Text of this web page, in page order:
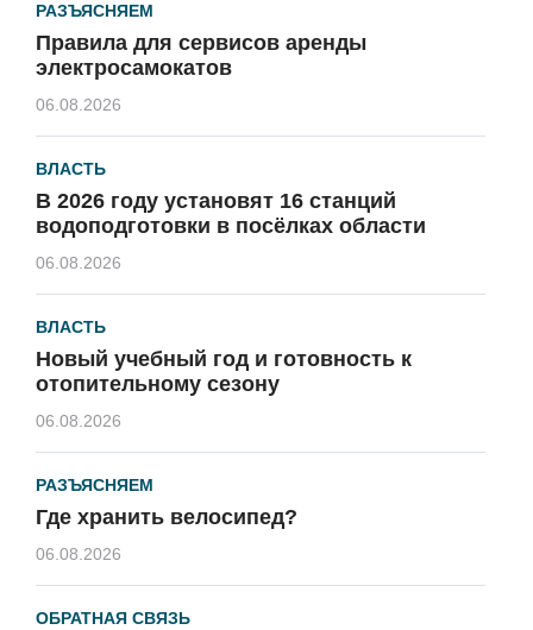
РАЗЪЯСНЯЕМ
Правила для сервисов аренды
электросамокатов
06.08.2026
ВЛАСТЬ
В 2026 году установят 16 станций
водоподготовки в посёлках области
06.08.2026
ВЛАСТЬ
Новый учебный год и готовность к
отопительному сезону
06.08.2026
РАЗЪЯСНЯЕМ
Где хранить велосипед?
06.08.2026
ОБРАТНАЯ СВЯЗЬ